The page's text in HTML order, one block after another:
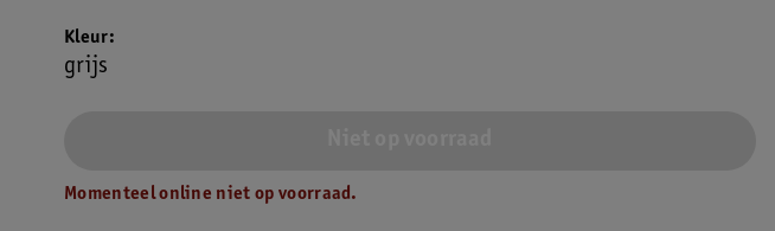
Kleur
grijs
Momenteel online niet op voorraad.